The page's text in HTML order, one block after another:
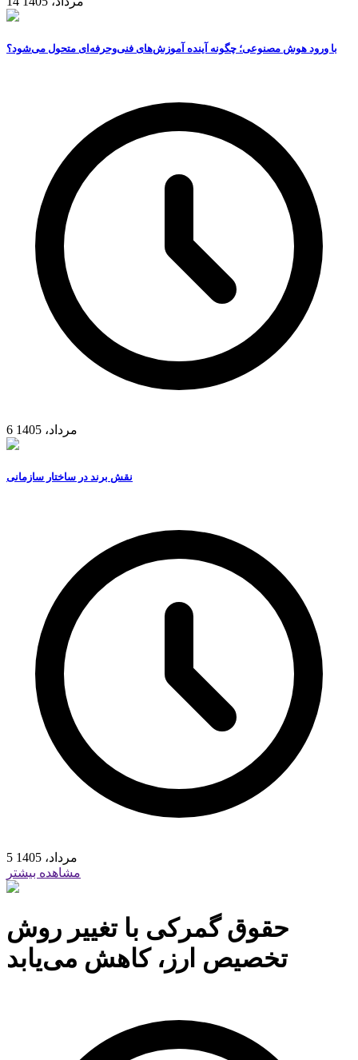
با ورود هوش مصنوعی؛ چگونه آینده آموزش‌های فنی‌وحرفه‌ای متحول می‌شود؟
6 مرداد، 1405
نقش برند در ساختار سازمانی
5 مرداد، 1405
مشاهده بیشتر
حقوق گمرکی با تغییر روش
تخصیص ارز، کاهش می‌یابد